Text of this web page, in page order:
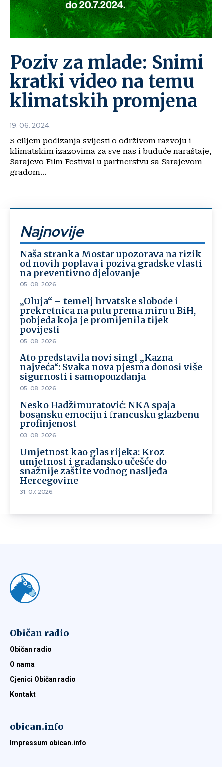
Poziv za mlade: Snimi
kratki video na temu
klimatskih promjena
19. 06. 2024.
S ciljem podizanja svijesti o održivom razvoju i
klimatskim izazovima za sve nas i buduće naraštaje,
Sarajevo Film Festival u partnerstvu sa Sarajevom
gradom...
Najnovije
Naša stranka Mostar upozorava na rizik
od novih poplava i poziva gradske vlasti
na preventivno djelovanje
05. 08. 2026.
„Oluja“ – temelj hrvatske slobode i
prekretnica na putu prema miru u BiH,
pobjeda koja je promijenila tijek
povijesti
05. 08. 2026.
Ato predstavila novi singl „Kazna
najveća“: Svaka nova pjesma donosi više
sigurnosti i samopouzdanja
05. 08. 2026.
Nesko Hadžimuratović: NKA spaja
bosansku emociju i francusku glazbenu
profinjenost
03. 08. 2026.
Umjetnost kao glas rijeka: Kroz
umjetnost i građansko učešće do
snažnije zaštite vodnog nasljeđa
Hercegovine
31. 07. 2026.
Običan radio
Običan radio
O nama
Cjenici Običan radio
Kontakt
obican.info
Impressum obican.info